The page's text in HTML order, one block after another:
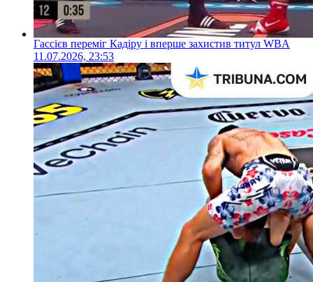
Гассієв переміг Кадіру і вперше захистив титул WBA
11.07.2026, 23:53